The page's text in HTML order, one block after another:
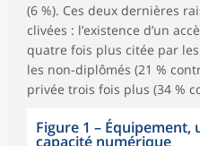
(6 %). Ces deux dernières
clivées : l’existence d’un
quatre fois plus citée par
les non-diplômés (21 %
privée trois fois plus (34 %
Figure 1 – Équipement,
capacité numérique